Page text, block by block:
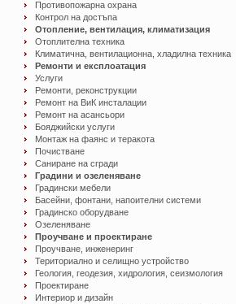
Противопожарна охрана
Контрол на достъпа
Отопление, вентилация, климатизация
Отоплителна техника
Климатична, вентилационна, хладилна техника
Ремонти и експлоатация
Услуги
Ремонти, реконструкции
Ремонт на ВиК инсталации
Ремонт на асансьори
Бояджийски услуги
Монтаж на фаянс и теракота
Почистване
Саниране на сгради
Градини и озеленяване
Градински мебели
Басейни, фонтани, напоителни системи
Градинско оборудване
Озеленяване
Проучване и проектиране
Проучване, инженеринг
Териториално и селищно устройство
Геология, геодезия, хидрология, сеизмология
Проектиране
Интериор и дизайн